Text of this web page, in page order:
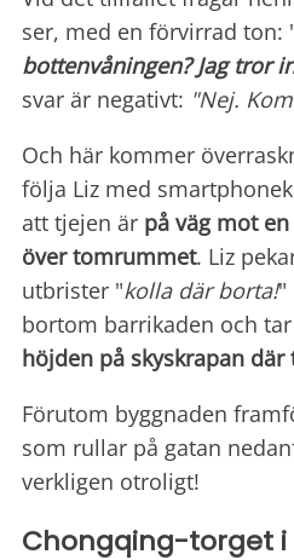
ser, med en förvirrad ton:
bottenvåningen? Jag tror
svar är negativt: "Nej.
Och här kommer
följa Liz med
att tjejen är på väg mot en
över tomrummet. Liz
utbrister "kolla där borta!"
bortom barrikaden och
höjden på skyskrapan
Förutom byggnaden
som rullar på gatan
verkligen otroligt!
Chongqing-torget i